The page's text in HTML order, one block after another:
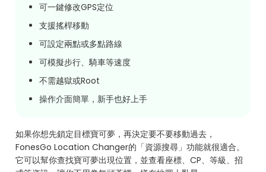
可一鍵修改GPS定位
支援搖桿移動
可設定兩點或多點路線
可模擬步行、騎車等速度
不需越獄或Root
操作介面簡單，新手也好上手
如果你想先鎖定目標寶可夢，再決定要不要移動過去，
FonesGo Location Changer的「資源搜尋」功能就很適合。
它可以幫你查找寶可夢出現位置，並查看座標、CP、等級、招